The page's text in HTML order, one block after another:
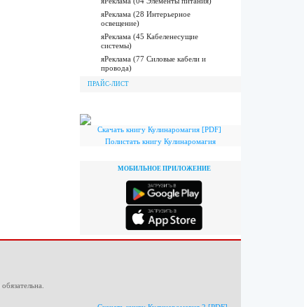
яРеклама (28 Интерьерное
освещение)
яРеклама (45 Кабеленесущие
системы)
яРеклама (77 Силовые кабели и
провода)
ПРАЙС-ЛИСТ
Скачать книгу Кулинаромагия [PDF]
Полистать книгу Кулинаромагия
МОБИЛЬНОЕ ПРИЛОЖЕНИЕ
обязательна.